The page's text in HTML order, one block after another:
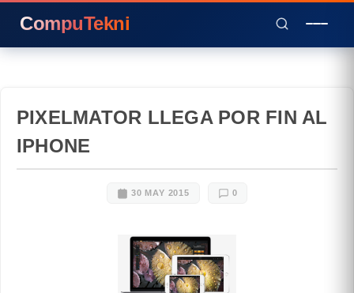
CompuTekni
PIXELMATOR LLEGA POR FIN AL
IPHONE
30 MAY 2015 0